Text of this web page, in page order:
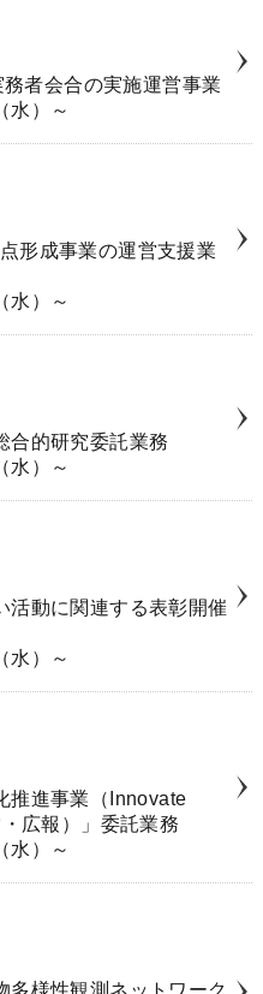
者会合の実施運営事業
水）～
形成事業の運営支援業
水）～
合的研究委託業務
水）～
活動に関連する表彰開催
水）～
推進事業（Innovate
広報）」委託業務
水）～
多様性観測ネットワーク